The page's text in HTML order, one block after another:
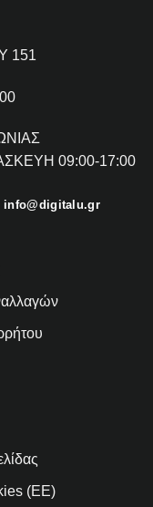
151
09:00-17:00
info@digitalu.gr
(ΕΕ)